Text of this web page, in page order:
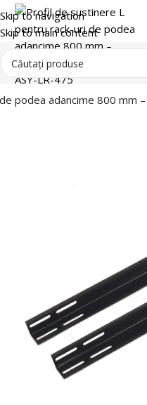
Skip to navigation
Skip to main content
podea adancime 800 mm –